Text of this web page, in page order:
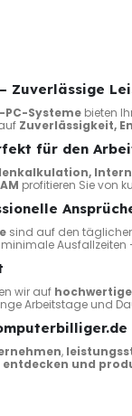
Zuverlässige
Systeme bieten
Zuverlässigkeit,
für den
profitieren Sie von
sind auf den
Ausfallzeiten
wir auf
Arbeitstage und
,
entdecken und